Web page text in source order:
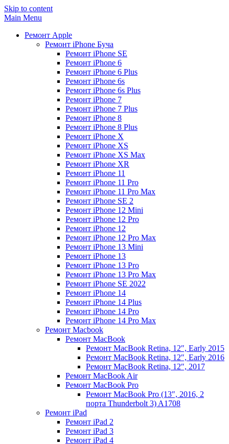
Skip to content
Main Menu
Ремонт Apple
Ремонт iPhone Буча
Ремонт iPhone SE
Ремонт iPhone 6
Ремонт iPhone 6 Plus
Ремонт iPhone 6s
Ремонт iPhone 6s Plus
Ремонт iPhone 7
Ремонт iPhone 7 Plus
Ремонт iPhone 8
Ремонт iPhone 8 Plus
Ремонт iPhone X
Ремонт iPhone XS
Ремонт iPhone XS Max
Ремонт iPhone XR
Ремонт iPhone 11
Ремонт iPhone 11 Pro
Ремонт iPhone 11 Pro Max
Ремонт iPhone SE 2
Ремонт iPhone 12 Mini
Ремонт iPhone 12 Pro
Ремонт iPhone 12
Ремонт iPhone 12 Pro Max
Ремонт iPhone 13 Mini
Ремонт iPhone 13
Ремонт iPhone 13 Pro
Ремонт iPhone 13 Pro Max
Ремонт iPhone SE 2022
Ремонт iPhone 14
Ремонт iPhone 14 Plus
Ремонт iPhone 14 Pro
Ремонт iPhone 14 Pro Max
Ремонт Macbook
Ремонт MacBook
Ремонт MacBook Retina, 12″, Early 2015
Ремонт MacBook Retina, 12″, Early 2016
Ремонт MacBook Retina, 12″, 2017
Ремонт MacBook Air
Ремонт MacBook Pro
Ремонт MacBook Pro (13″, 2016, 2
порта Thunderbolt 3) A1708
Ремонт iPad
Ремонт iPad 2
Ремонт iPad 3
Ремонт iPad 4